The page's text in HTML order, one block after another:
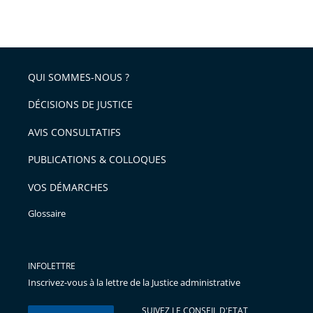
l'article
pour
avant
QUI SOMMES-NOUS ?
DÉCISIONS DE JUSTICE
AVIS CONSULTATIFS
PUBLICATIONS & COLLOQUES
VOS DÉMARCHES
Glossaire
INFOLETTRE
Inscrivez-vous à la lettre de la Justice administrative
SUIVEZ LE CONSEIL D'ETAT